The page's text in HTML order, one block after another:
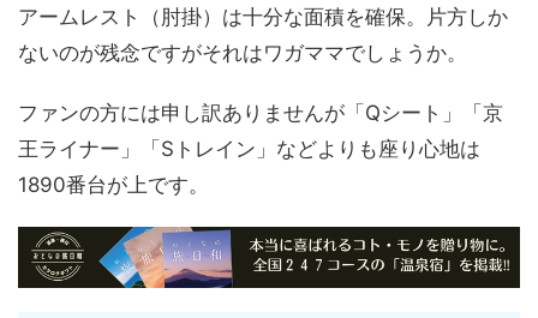
アームレスト（肘掛）は十分な面積を確保。片方しか
ないのが残念ですがそれはワガママでしょうか。
ファンの方には申し訳ありませんが「Qシート」「京
王ライナー」「Sトレイン」などよりも座り心地は
1890番台が上です。